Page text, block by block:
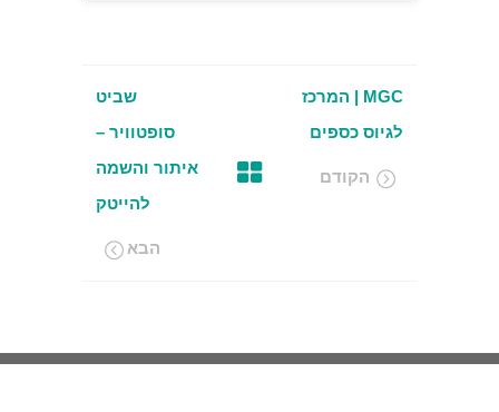
MGC | המרכז
לגיוס כספים
הקודם
שביט
סופטוויר –
איתור והשמה
להייטק
הבא